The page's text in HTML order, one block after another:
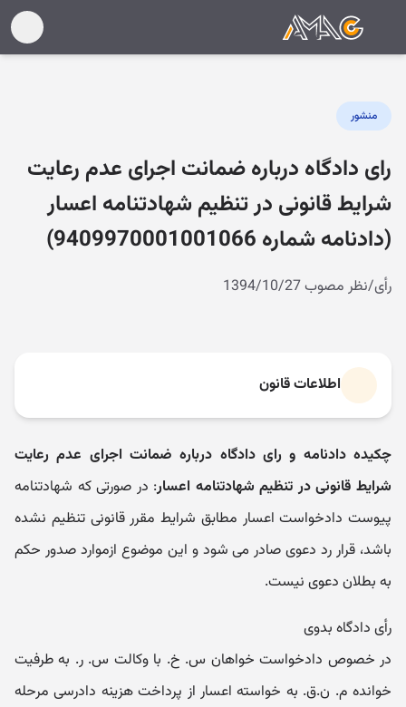
منشور
رای دادگاه درباره ضمانت اجرای عدم رعایت
شرایط قانونی در تنظیم شهادتنامه اعسار
(دادنامه شماره 9409970001001066)
رأی/نظر مصوب 1394/10/27
اطلاعات قانون
چکیده دادنامه و رای دادگاه درباره ضمانت اجرای عدم رعایت
شرایط قانونی در تنظیم شهادتنامه اعسار: در صورتی که شهادتنامه
پیوست دادخواست اعسار مطابق شرایط مقرر قانونی تنظیم نشده
باشد، قرار رد دعوی صادر می شود و این موضوع ازموارد صدور حکم
به بطلان دعوی نیست.
رأی دادگاه بدوی
در خصوص دادخواست خواهان س. خ. با وکالت س. ر. به طرفیت
خوانده م. ن.ق. به خواسته اعسار از پرداخت هزینه دادرسی مرحله